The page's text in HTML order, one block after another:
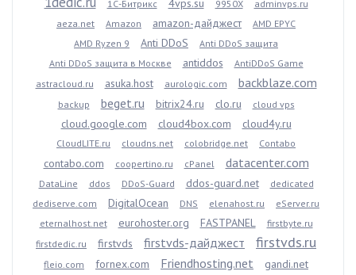
1С-Битрикс 9950X
adminvps.ru
aeza.net
Amazon amazon-дайджест
AMD EPYC
AMD Ryzen 9
Anti DDoS
Anti DDoS защита
Anti DDoS защита в Москве
antiddos
AntiDDoS Game
astracloud.ru
asuka.host aurologic.com backblaze.com
backup beget.ru bitrix24.ru clo.ru cloud vps
cloud.google.com cloud4box.com cloud4y.ru
CloudLITE.ru cloudns.net colobridge.net Contabo
contabo.com coopertino.ru cPanel datacenter.com
DataLine ddos DDoS-Guard ddos-guard.net
dedicated
dediserve.com
DigitalOcean DNS elenahost.ru
eServer.ru
eternalhost.net
eurohoster.org FASTPANEL
firstbyte.ru
firstdedic.ru
firstvds firstvds-дайджест firstvds.ru
fleio.com fornex.com Friendhosting.net
gandi.net